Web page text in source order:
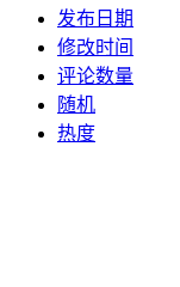
发布日期
修改时间
评论数量
随机
热度